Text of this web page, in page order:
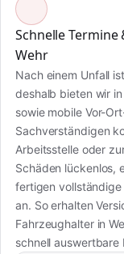
Schnelle
Wehr
Nach einem Unfall
deshalb bieten wir
sowie mobile Vor-
Sachverständigen
Arbeitsstelle oder
Schäden lückenlos,
fertigen
an. So erhalten
Fahrzeughalter in
schnell